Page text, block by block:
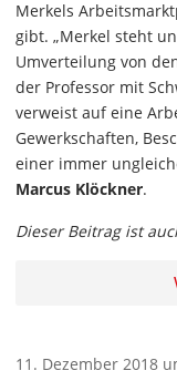
Merkels
gibt. „Merkel steht
Umverteilung von
der Professor mit
verweist auf eine
Gewerkschaften,
einer immer
Marcus Klöckner.
Dieser Beitrag ist
11. Dezember 2018